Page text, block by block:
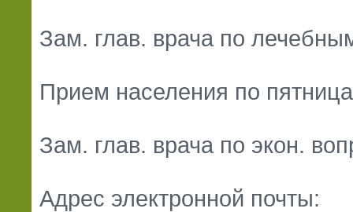
Зам. глав. врача по
Прием населения по
Зам. глав. врача по экон.
Адрес электронной почты: